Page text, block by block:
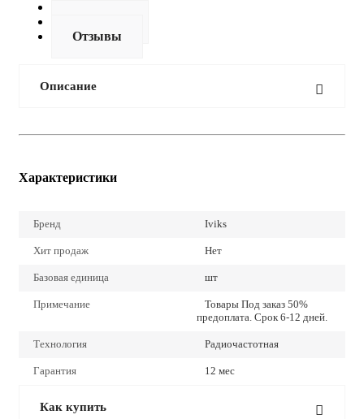
Отзывы
Описание
Характеристики
Бренд Iviks
Хит продаж Нет
Базовая единица шт
Примечание
Товары Под заказ 50%
предоплата. Срок 6-12 дней.
Технология Радиочастотная
Гарантия 12 мес
Как купить